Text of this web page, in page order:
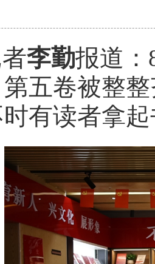
李勤报道：
五卷被整
有读者拿